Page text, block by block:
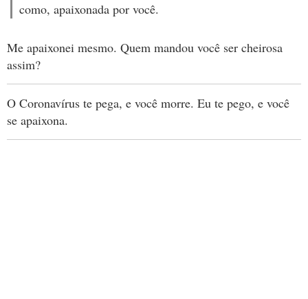
como, apaixonada por você.
Me apaixonei mesmo. Quem mandou você ser cheirosa
assim?
O Coronavírus te pega, e você morre. Eu te pego, e você
se apaixona.